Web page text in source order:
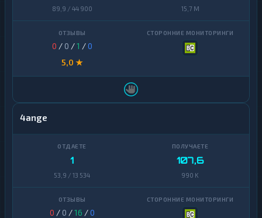
89,9 / 44 900 15,7 M
0 / 0 /1 /0
5,0 ★
4ange
1
53,9 / 13 534
107,6
990 K
0 / 0 /16 /0